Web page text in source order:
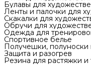
Булавы для
Ленты и палочки для
Скакалки для
Обручи для
Одежда для
Спортивное белье
Получешки, полуноски
Защита и разогрев
Резина для растяжки и